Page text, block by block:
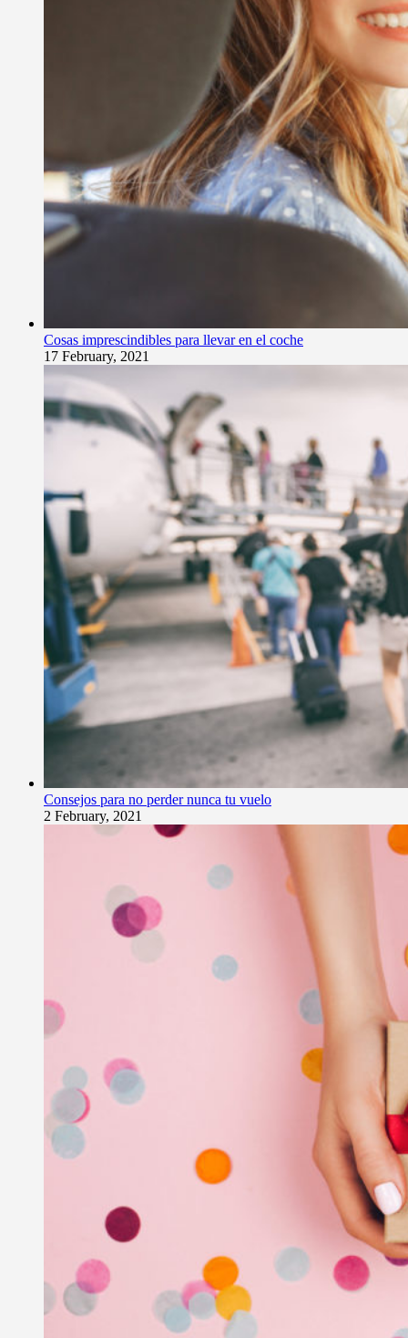
Cosas imprescindibles para llevar en el coche
17 February, 2021
Consejos para no perder nunca tu vuelo
2 February, 2021